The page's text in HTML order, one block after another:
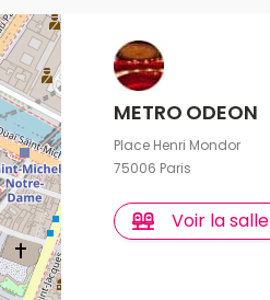
METRO ODEON
Place Henri Mondor
75006 Paris
Voir la salle